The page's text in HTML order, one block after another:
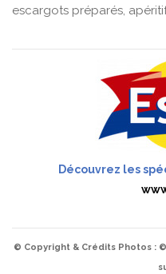
escargots préparés,
Découvrez les
© Copyright & Crédits Photos :